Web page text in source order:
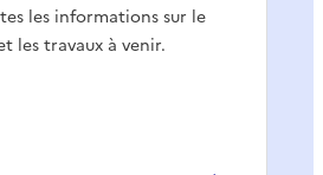
les informations sur le
les travaux à venir.